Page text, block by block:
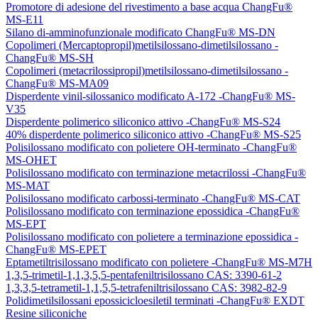
Promotore di adesione del rivestimento a base acqua ChangFu®
MS-E11
Silano di-amminofunzionale modificato ChangFu® MS-DN
Copolimeri (Mercaptopropil)metilsilossano-dimetilsilossano -
ChangFu® MS-SH
Copolimeri (metacrilossipropil)metilsilossano-dimetilsilossano -
ChangFu® MS-MA09
Disperdente vinil-silossanico modificato A-172 -ChangFu® MS-
V35
Disperdente polimerico siliconico attivo -ChangFu® MS-S24
40% disperdente polimerico siliconico attivo -ChangFu® MS-S25
Polisilossano modificato con polietere OH-terminato -ChangFu®
MS-OHET
Polisilossano modificato con terminazione metacrilossi -ChangFu®
MS-MAT
Polisilossano modificato carbossi-terminato -ChangFu® MS-CAT
Polisilossano modificato con terminazione epossidica -ChangFu®
MS-EPT
Polisilossano modificato con polietere a terminazione epossidica -
ChangFu® MS-EPET
Eptametiltrisilossano modificato con polietere -ChangFu® MS-M7H
1,3,5-trimetil-1,1,3,5,5-pentafeniltrisilossano CAS: 3390-61-2
1,3,3,5-tetrametil-1,1,5,5-tetrafeniltrisilossano CAS: 3982-82-9
Polidimetilsilossani epossicicloesiletil terminati -ChangFu® EXDT
Resine siliconiche